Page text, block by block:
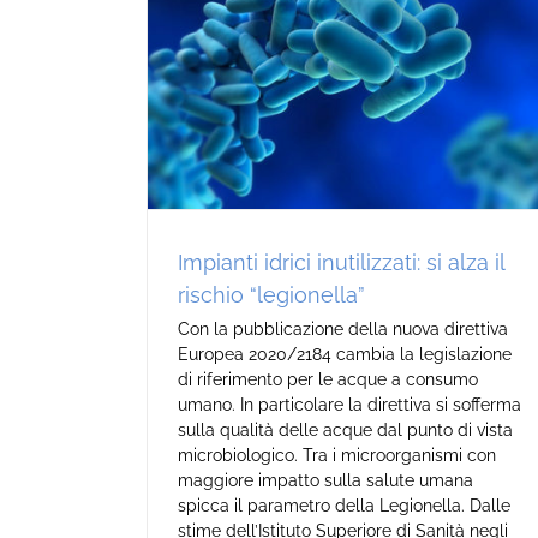
Impianti idrici inutilizzati: si alza il
rischio “legionella”
Con la pubblicazione della nuova direttiva
Europea 2020/2184 cambia la legislazione
di riferimento per le acque a consumo
umano. In particolare la direttiva si sofferma
sulla qualità delle acque dal punto di vista
microbiologico. Tra i microorganismi con
maggiore impatto sulla salute umana
spicca il parametro della Legionella. Dalle
stime dell’Istituto Superiore di Sanità negli